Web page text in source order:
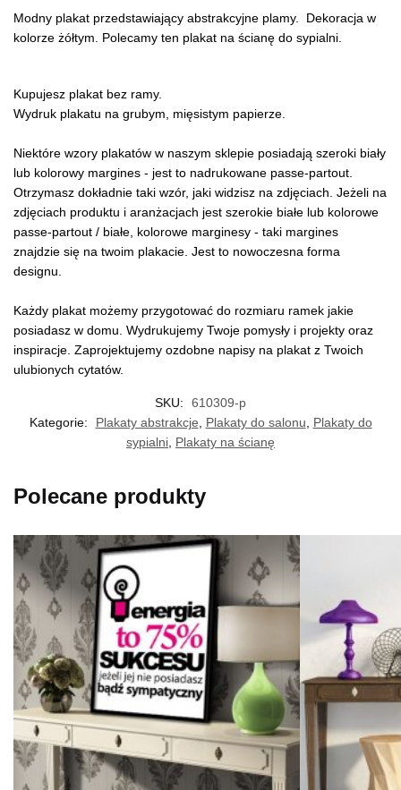
Modny plakat przedstawiający abstrakcyjne plamy. Dekoracja w
kolorze żółtym. Polecamy ten plakat na ścianę do sypialni.
Kupujesz plakat bez ramy.
Wydruk plakatu na grubym, mięsistym papierze.
Niektóre wzory plakatów w naszym sklepie posiadają szeroki biały
lub kolorowy margines - jest to nadrukowane passe-partout.
Otrzymasz dokładnie taki wzór, jaki widzisz na zdjęciach. Jeżeli na
zdjęciach produktu i aranżacjach jest szerokie białe lub kolorowe
passe-partout / białe, kolorowe marginesy - taki margines
znajdzie się na twoim plakacie. Jest to nowoczesna forma
designu.
Każdy plakat możemy przygotować do rozmiaru ramek jakie
posiadasz w domu. Wydrukujemy Twoje pomysły i projekty oraz
inspiracje. Zaprojektujemy ozdobne napisy na plakat z Twoich
ulubionych cytatów.
SKU:
610309-p
Kategorie:
Plakaty abstrakcje, Plakaty do salonu, Plakaty do
sypialni, Plakaty na ścianę
Polecane produkty